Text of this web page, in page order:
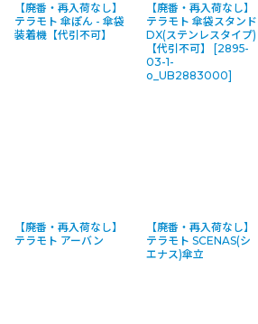
【廃番・再入荷なし】
テラモト 傘ぽん - 傘袋
装着機【代引不可】
【廃番・再入荷なし】
テラモト 傘袋スタンド
DX(ステンレスタイプ)
【代引不可】
[2895-
03-1-
o_UB2883000]
【廃番・再入荷なし】
テラモト アーバン
【廃番・再入荷なし】
テラモト SCENAS(シ
エナス)傘立